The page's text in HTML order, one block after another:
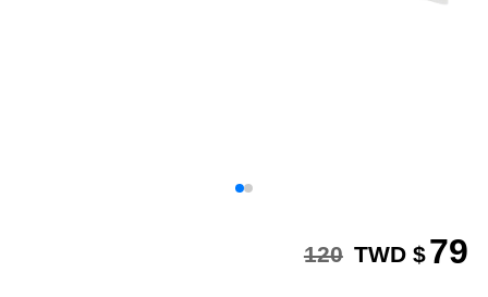
79
TWD $
120